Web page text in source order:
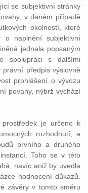
se subjektivní stránky
v daném případě
okolností, které
o naplnění subjektivní
jednala popsaným
spolupráci s dalšími
předpis výslovně
prohlášení o vývozu
povahy, nýbrž vychází
je určeno k
rozhodnutí, a
prvního a druhého
Toho se v této
navíc aniž by uvedla
hodnocení důkazů.
závěry v tomto směru